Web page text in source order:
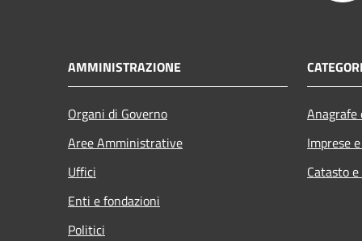
AMMINISTRAZIONE
Organi di Governo
Aree Amministrative
Uffici
Enti e fondazioni
Politici
Imprese
Catasto